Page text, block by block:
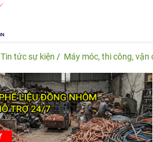
Tin tức sự kiện Máy móc, thi công, vận